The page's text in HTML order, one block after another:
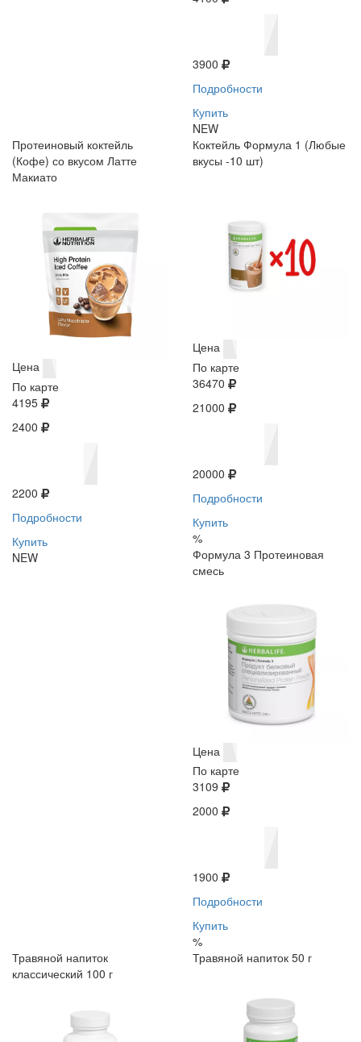
3900
Подробности
Купить
NEW
Протеиновый коктейль
(Кофе) со вкусом Латте
Макиато
Цена
По карте
4195
2400
2200
Подробности
Купить
NEW
Коктейль Формула 1 (Любые
вкусы -10 шт)
Цена
По карте
36470
21000
20000
Подробности
Купить
%
Формула 3 Протеиновая
смесь
Цена
По карте
3109
2000
1900
Подробности
Купить
%
Травяной напиток
классический 100 г
Травяной напиток 50 г